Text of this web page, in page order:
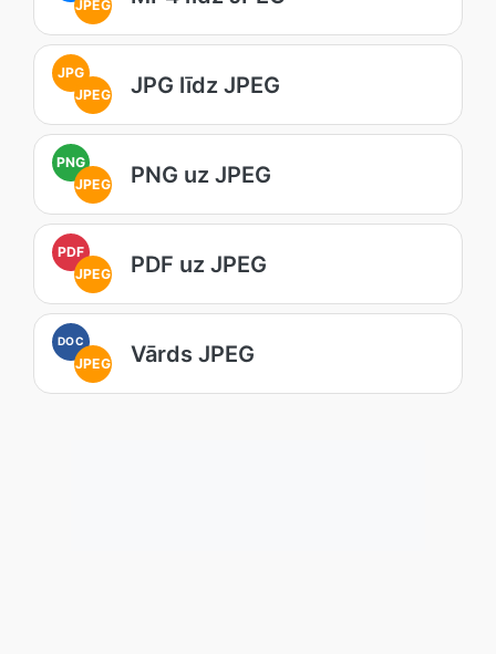
JPEG
JPG
JPEG
JPG līdz JPEG
PNG
JPEG
PNG uz JPEG
PDF
JPEG
PDF uz JPEG
DOC
JPEG Vārds JPEG